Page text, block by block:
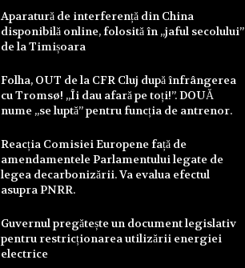
Aparatură de interferență din China
disponibilă online, folosită în „jaful secolului”
de la Timișoara
Folha, OUT de la CFR Cluj după înfrângerea
cu Tromsø! „Îi dau afară pe toți!”. DOUĂ
nume „se luptă” pentru funcția de antrenor.
Reacția Comisiei Europene față de
amendamentele Parlamentului legate de
legea decarbonizării. Va evalua efectul
asupra PNRR.
Guvernul pregătește un document legislativ
pentru restricționarea utilizării energiei
electrice